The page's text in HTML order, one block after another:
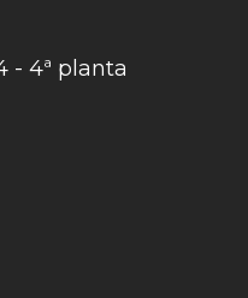
- 4ª planta